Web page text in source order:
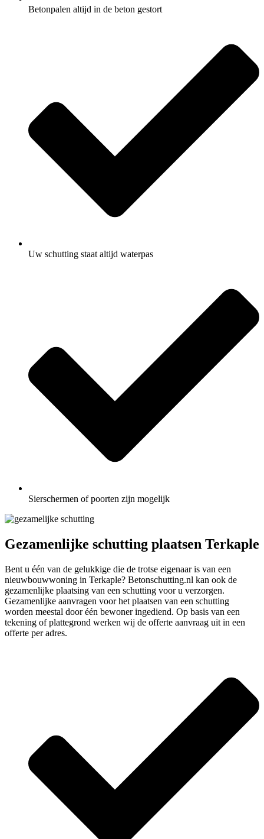
Betonpalen altijd in de beton gestort
Uw schutting staat altijd waterpas
Sierschermen of poorten zijn mogelijk
Gezamenlijke schutting plaatsen Terkaple
Bent u één van de gelukkige die de trotse eigenaar is van een
nieuwbouwwoning in Terkaple? Betonschutting.nl kan ook de
gezamenlijke plaatsing van een schutting voor u verzorgen.
Gezamenlijke aanvragen voor het plaatsen van een schutting
worden meestal door één bewoner ingediend. Op basis van een
tekening of plattegrond werken wij de offerte aanvraag uit in een
offerte per adres.